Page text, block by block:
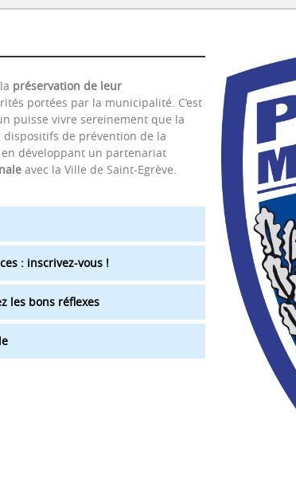
préservation de leur
portées par la municipalité. C’est
puisse vivre sereinement que la
dispositifs de prévention de la
développant un partenariat
avec la Ville de Saint-Egrève.
: inscrivez-vous !
les bons réflexes